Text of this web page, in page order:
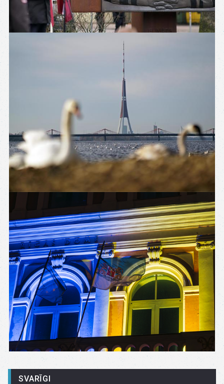
SVARĪGI